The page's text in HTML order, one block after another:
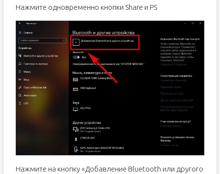
Нажмите одновременно кнопки Share и PS
Нажмите на кнопку «Добавление Bluetooth или другого